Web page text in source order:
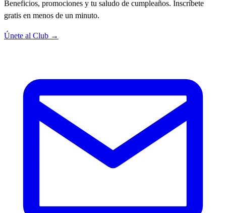
Beneficios, promociones y tu saludo de cumpleaños. Inscríbete
gratis en menos de un minuto.
Únete al Club →